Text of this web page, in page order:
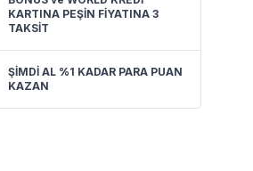
KARTINA PEŞİN FİYATINA 3
TAKSİT
ŞİMDİ AL %1 KADAR PARA PUAN
KAZAN